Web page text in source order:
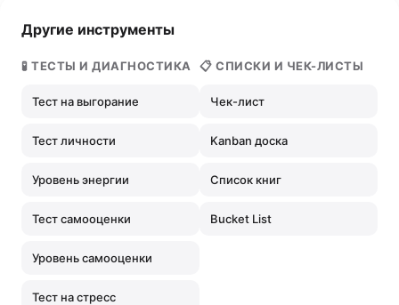
Другие инструменты
🧪 ТЕСТЫ И ДИАГНОСТИКА
Тест на выгорание
Тест личности
Уровень энергии
Тест самооценки
Уровень самооценки
Тест на стресс
📋 СПИСКИ И ЧЕК-ЛИСТЫ
Чек-лист
Kanban доска
Список книг
Bucket List